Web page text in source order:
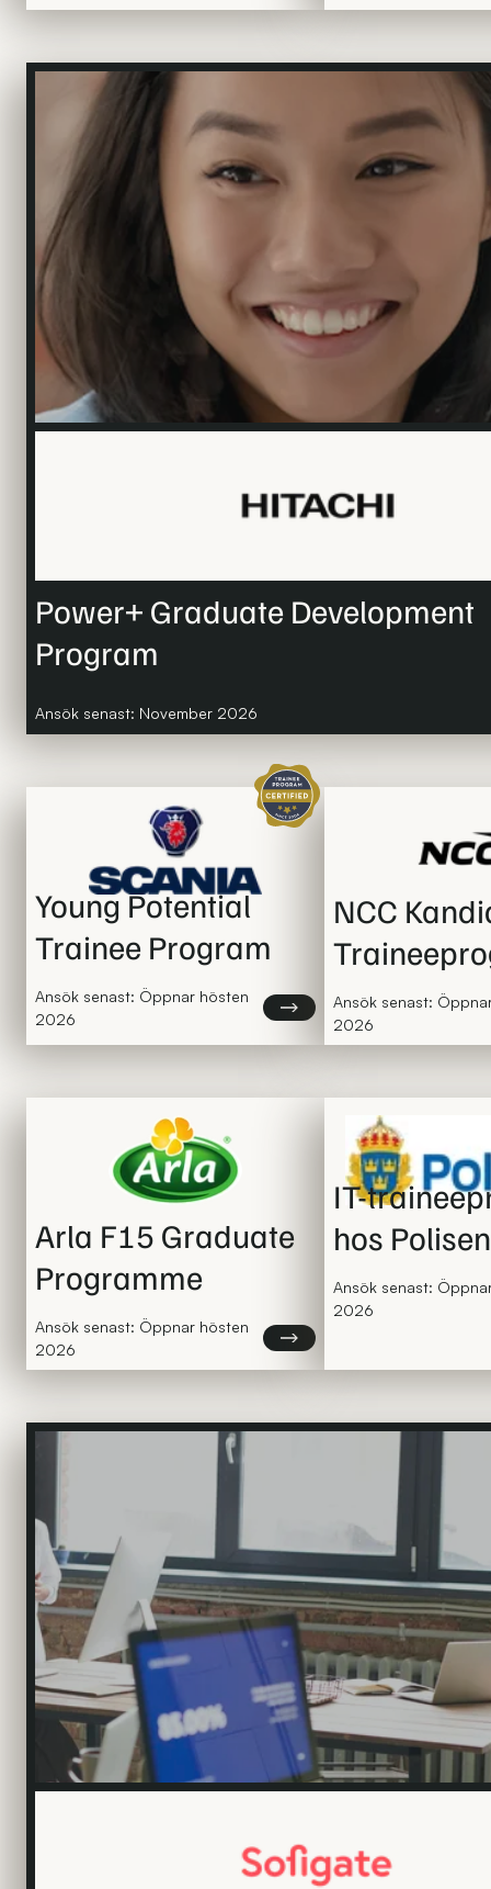
Power+ Graduate Development
Program
Ansök senast: November 2026
Certifierat traineeprogram
Young Potential
Trainee Program
Ansök senast: Öppnar hösten
2026
Läs mer om Young Potential
NCC
Ansök senast:
2026
Arla F15 Graduate
Programme
Ansök senast: Öppnar hösten
2026
Läs mer om Arla F15
IT-
hos Polisen
Ansök senast:
2026